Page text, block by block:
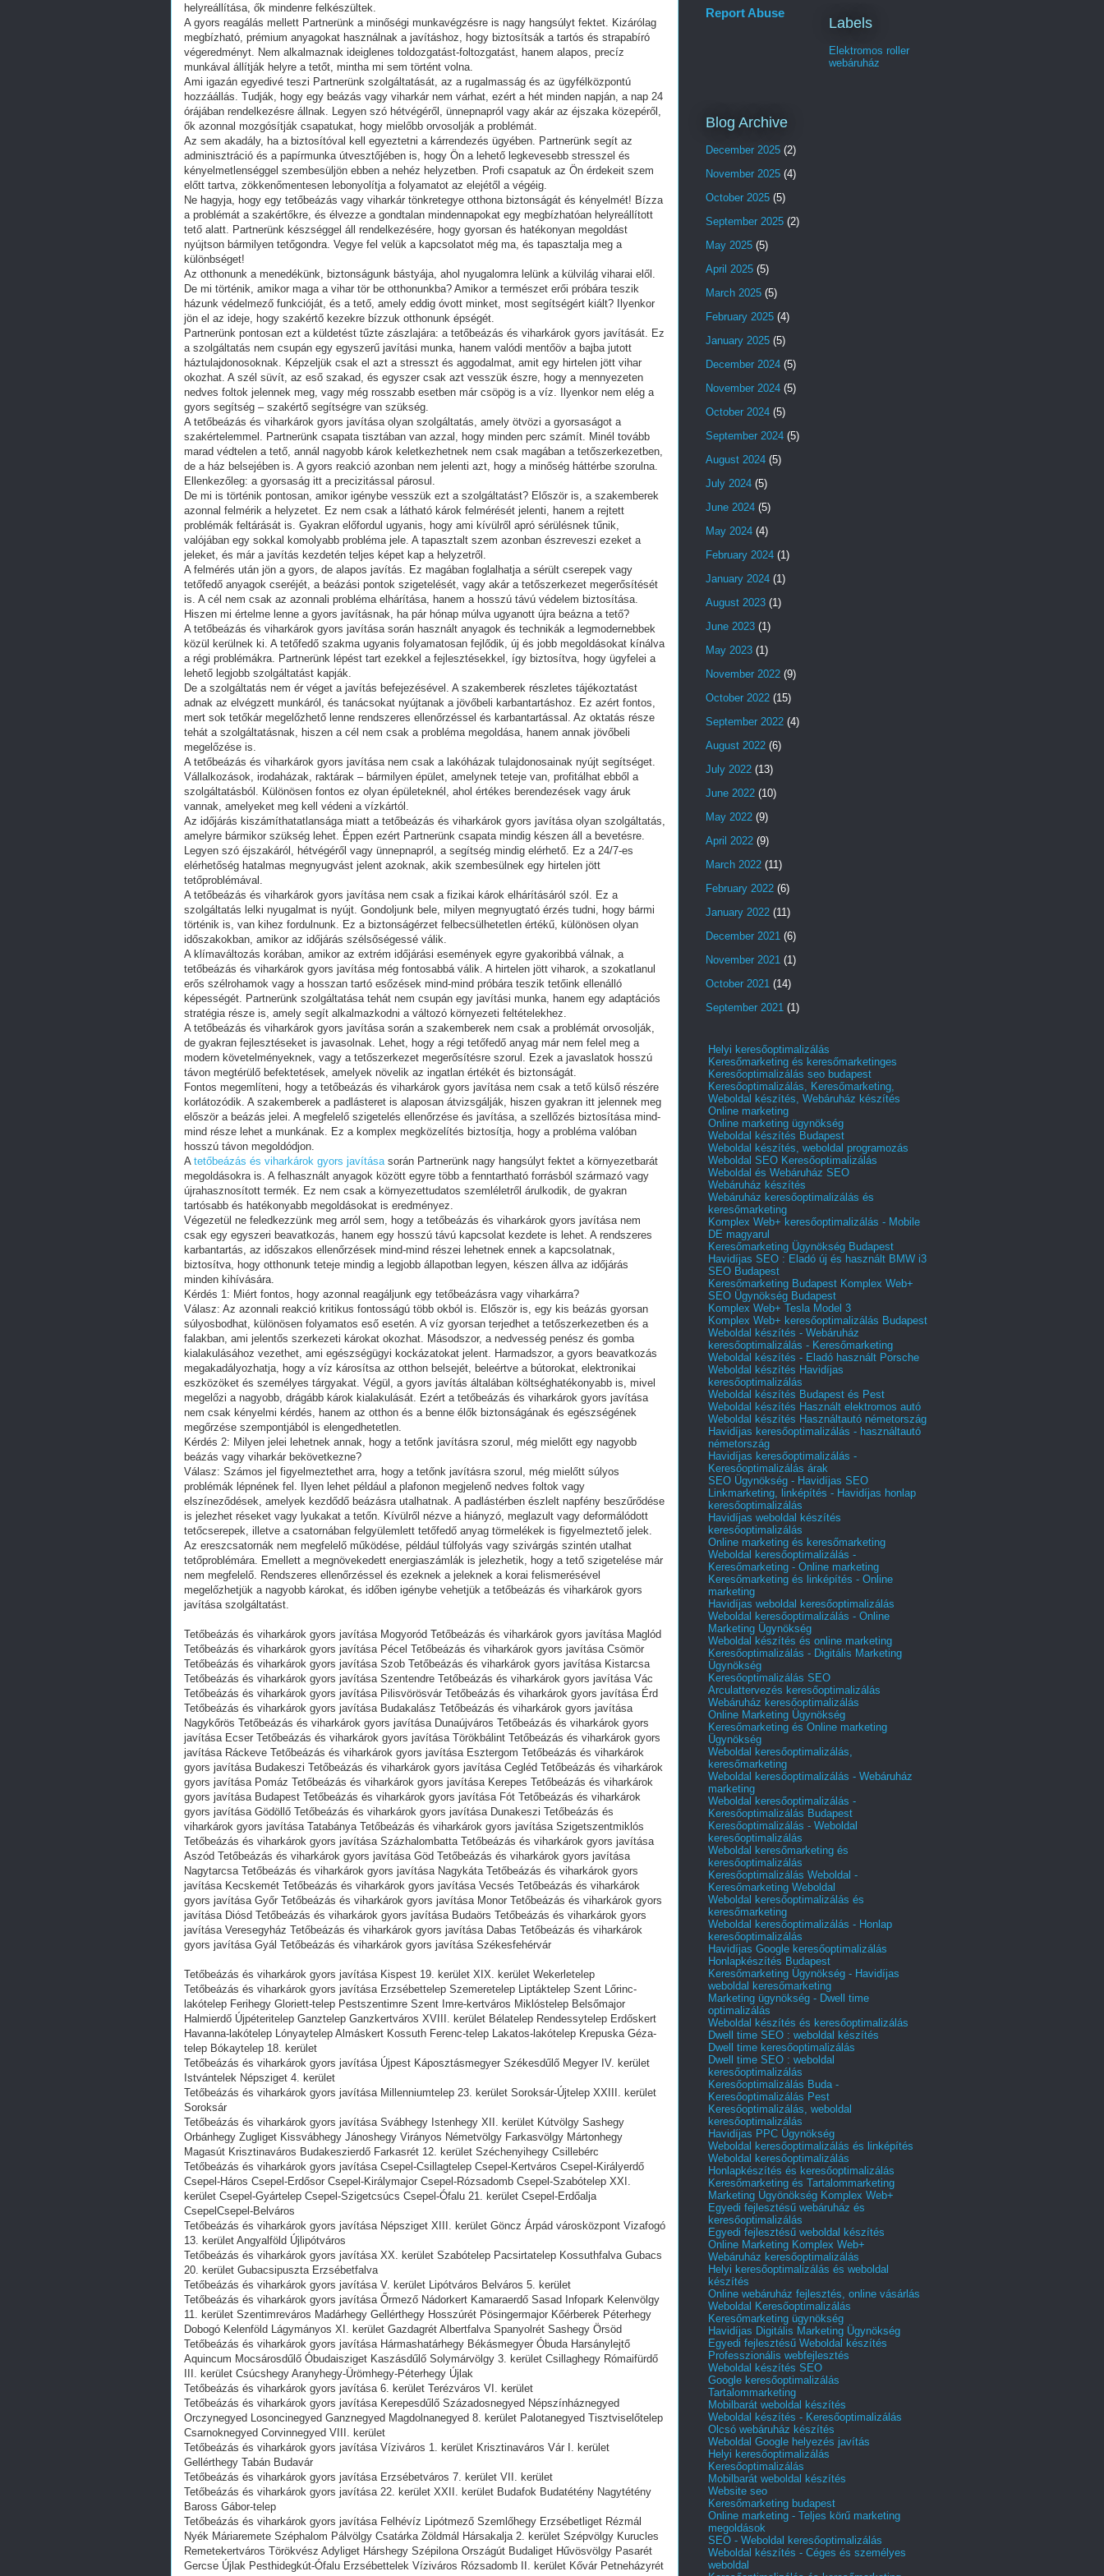
helyreállítása, ők mindenre felkészültek.
A gyors reagálás mellett Partnerünk a minőségi munkavégzésre is nagy hangsúlyt fektet. Kizárólag
megbízható, prémium anyagokat használnak a javításhoz, hogy biztosítsák a tartós és strapabíró
végeredményt. Nem alkalmaznak ideiglenes toldozgatást-foltozgatást, hanem alapos, precíz
munkával állítják helyre a tetőt, mintha mi sem történt volna.
Ami igazán egyedivé teszi Partnerünk szolgáltatását, az a rugalmasság és az ügyfélközpontú
hozzáállás. Tudják, hogy egy beázás vagy viharkár nem várhat, ezért a hét minden napján, a nap 24
órájában rendelkezésre állnak. Legyen szó hétvégéről, ünnepnapról vagy akár az éjszaka közepéről,
ők azonnal mozgósítják csapatukat, hogy mielőbb orvosolják a problémát.
Az sem akadály, ha a biztosítóval kell egyeztetni a kárrendezés ügyében. Partnerünk segít az
adminisztráció és a papírmunka útvesztőjében is, hogy Ön a lehető legkevesebb stresszel és
kényelmetlenséggel szembesüljön ebben a nehéz helyzetben. Profi csapatuk az Ön érdekeit szem
előtt tartva, zökkenőmentesen lebonyolítja a folyamatot az elejétől a végéig.
Ne hagyja, hogy egy tetőbeázás vagy viharkár tönkretegye otthona biztonságát és kényelmét! Bízza
a problémát a szakértőkre, és élvezze a gondtalan mindennapokat egy megbízhatóan helyreállított
tető alatt. Partnerünk készséggel áll rendelkezésére, hogy gyorsan és hatékonyan megoldást
nyújtson bármilyen tetőgondra. Vegye fel velük a kapcsolatot még ma, és tapasztalja meg a
különbséget!
Az otthonunk a menedékünk, biztonságunk bástyája, ahol nyugalomra lelünk a külvilág viharai elől.
De mi történik, amikor maga a vihar tör be otthonunkba? Amikor a természet erői próbára teszik
házunk védelmező funkcióját, és a tető, amely eddig óvott minket, most segítségért kiált? Ilyenkor
jön el az ideje, hogy szakértő kezekre bízzuk otthonunk épségét.
Partnerünk pontosan ezt a küldetést tűzte zászlajára: a tetőbeázás és viharkárok gyors javítását. Ez
a szolgáltatás nem csupán egy egyszerű javítási munka, hanem valódi mentőöv a bajba jutott
háztulajdonosoknak. Képzeljük csak el azt a stresszt és aggodalmat, amit egy hirtelen jött vihar
okozhat. A szél süvít, az eső szakad, és egyszer csak azt vesszük észre, hogy a mennyezeten
nedves foltok jelennek meg, vagy még rosszabb esetben már csöpög is a víz. Ilyenkor nem elég a
gyors segítség – szakértő segítségre van szükség.
A tetőbeázás és viharkárok gyors javítása olyan szolgáltatás, amely ötvözi a gyorsaságot a
szakértelemmel. Partnerünk csapata tisztában van azzal, hogy minden perc számít. Minél tovább
marad védtelen a tető, annál nagyobb károk keletkezhetnek nem csak magában a tetőszerkezetben,
de a ház belsejében is. A gyors reakció azonban nem jelenti azt, hogy a minőség háttérbe szorulna.
Ellenkezőleg: a gyorsaság itt a precizitással párosul.
De mi is történik pontosan, amikor igénybe vesszük ezt a szolgáltatást? Először is, a szakemberek
azonnal felmérik a helyzetet. Ez nem csak a látható károk felmérését jelenti, hanem a rejtett
problémák feltárását is. Gyakran előfordul ugyanis, hogy ami kívülről apró sérülésnek tűnik,
valójában egy sokkal komolyabb probléma jele. A tapasztalt szem azonban észreveszi ezeket a
jeleket, és már a javítás kezdetén teljes képet kap a helyzetről.
A felmérés után jön a gyors, de alapos javítás. Ez magában foglalhatja a sérült cserepek vagy
tetőfedő anyagok cseréjét, a beázási pontok szigetelését, vagy akár a tetőszerkezet megerősítését
is. A cél nem csak az azonnali probléma elhárítása, hanem a hosszú távú védelem biztosítása.
Hiszen mi értelme lenne a gyors javításnak, ha pár hónap múlva ugyanott újra beázna a tető?
A tetőbeázás és viharkárok gyors javítása során használt anyagok és technikák a legmodernebbek
közül kerülnek ki. A tetőfedő szakma ugyanis folyamatosan fejlődik, új és jobb megoldásokat kínálva
a régi problémákra. Partnerünk lépést tart ezekkel a fejlesztésekkel, így biztosítva, hogy ügyfelei a
lehető legjobb szolgáltatást kapják.
De a szolgáltatás nem ér véget a javítás befejezésével. A szakemberek részletes tájékoztatást
adnak az elvégzett munkáról, és tanácsokat nyújtanak a jövőbeli karbantartáshoz. Ez azért fontos,
mert sok tetőkár megelőzhető lenne rendszeres ellenőrzéssel és karbantartással. Az oktatás része
tehát a szolgáltatásnak, hiszen a cél nem csak a probléma megoldása, hanem annak jövőbeli
megelőzése is.
A tetőbeázás és viharkárok gyors javítása nem csak a lakóházak tulajdonosainak nyújt segítséget.
Vállalkozások, irodaházak, raktárak – bármilyen épület, amelynek teteje van, profitálhat ebből a
szolgáltatásból. Különösen fontos ez olyan épületeknél, ahol értékes berendezések vagy áruk
vannak, amelyeket meg kell védeni a vízkártól.
Az időjárás kiszámíthatatlansága miatt a tetőbeázás és viharkárok gyors javítása olyan szolgáltatás,
amelyre bármikor szükség lehet. Éppen ezért Partnerünk csapata mindig készen áll a bevetésre.
Legyen szó éjszakáról, hétvégéről vagy ünnepnapról, a segítség mindig elérhető. Ez a 24/7-es
elérhetőség hatalmas megnyugvást jelent azoknak, akik szembesülnek egy hirtelen jött
tetőproblémával.
A tetőbeázás és viharkárok gyors javítása nem csak a fizikai károk elhárításáról szól. Ez a
szolgáltatás lelki nyugalmat is nyújt. Gondoljunk bele, milyen megnyugtató érzés tudni, hogy bármi
történik is, van kihez fordulnunk. Ez a biztonságérzet felbecsülhetetlen értékű, különösen olyan
időszakokban, amikor az időjárás szélsőségessé válik.
A klímaváltozás korában, amikor az extrém időjárási események egyre gyakoribbá válnak, a
tetőbeázás és viharkárok gyors javítása még fontosabbá válik. A hirtelen jött viharok, a szokatlanul
erős szélrohamok vagy a hosszan tartó esőzések mind-mind próbára teszik tetőink ellenálló
képességét. Partnerünk szolgáltatása tehát nem csupán egy javítási munka, hanem egy adaptációs
stratégia része is, amely segít alkalmazkodni a változó környezeti feltételekhez.
A tetőbeázás és viharkárok gyors javítása során a szakemberek nem csak a problémát orvosolják,
de gyakran fejlesztéseket is javasolnak. Lehet, hogy a régi tetőfedő anyag már nem felel meg a
modern követelményeknek, vagy a tetőszerkezet megerősítésre szorul. Ezek a javaslatok hosszú
távon megtérülő befektetések, amelyek növelik az ingatlan értékét és biztonságát.
Fontos megemlíteni, hogy a tetőbeázás és viharkárok gyors javítása nem csak a tető külső részére
korlátozódik. A szakemberek a padlásteret is alaposan átvizsgálják, hiszen gyakran itt jelennek meg
először a beázás jelei. A megfelelő szigetelés ellenőrzése és javítása, a szellőzés biztosítása mind-
mind része lehet a munkának. Ez a komplex megközelítés biztosítja, hogy a probléma valóban
hosszú távon megoldódjon.
A tetőbeázás és viharkárok gyors javításasorán Partnerünk nagy hangsúlyt fektet a környezetbarát
megoldásokra is. A felhasznált anyagok között egyre több a fenntartható forrásból származó vagy
újrahasznosított termék. Ez nem csak a környezettudatos szemléletről árulkodik, de gyakran
tartósabb és hatékonyabb megoldásokat is eredményez.
Végezetül ne feledkezzünk meg arról sem, hogy a tetőbeázás és viharkárok gyors javítása nem
csak egy egyszeri beavatkozás, hanem egy hosszú távú kapcsolat kezdete is lehet. A rendszeres
karbantartás, az időszakos ellenőrzések mind-mind részei lehetnek ennek a kapcsolatnak,
biztosítva, hogy otthonunk teteje mindig a legjobb állapotban legyen, készen állva az időjárás
minden kihívására.
Kérdés 1: Miért fontos, hogy azonnal reagáljunk egy tetőbeázásra vagy viharkárra?
Válasz: Az azonnali reakció kritikus fontosságú több okból is. Először is, egy kis beázás gyorsan
súlyosbodhat, különösen folyamatos eső esetén. A víz gyorsan terjedhet a tetőszerkezetben és a
falakban, ami jelentős szerkezeti károkat okozhat. Másodszor, a nedvesség penész és gomba
kialakulásához vezethet, ami egészségügyi kockázatokat jelent. Harmadszor, a gyors beavatkozás
megakadályozhatja, hogy a víz károsítsa az otthon belsejét, beleértve a bútorokat, elektronikai
eszközöket és személyes tárgyakat. Végül, a gyors javítás általában költséghatékonyabb is, mivel
megelőzi a nagyobb, drágább károk kialakulását. Ezért a tetőbeázás és viharkárok gyors javítása
nem csak kényelmi kérdés, hanem az otthon és a benne élők biztonságának és egészségének
megőrzése szempontjából is elengedhetetlen.
Kérdés 2: Milyen jelei lehetnek annak, hogy a tetőnk javításra szorul, még mielőtt egy nagyobb
beázás vagy viharkár bekövetkezne?
Válasz: Számos jel figyelmeztethet arra, hogy a tetőnk javításra szorul, még mielőtt súlyos
problémák lépnének fel. Ilyen lehet például a plafonon megjelenő nedves foltok vagy
elszíneződések, amelyek kezdődő beázásra utalhatnak. A padlástérben észlelt napfény beszűrődése
is jelezhet réseket vagy lyukakat a tetőn. Kívülről nézve a hiányzó, meglazult vagy deformálódott
tetőcserepek, illetve a csatornában felgyülemlett tetőfedő anyag törmelékek is figyelmeztető jelek.
Az ereszcsatornák nem megfelelő működése, például túlfolyás vagy szivárgás szintén utalhat
tetőproblémára. Emellett a megnövekedett energiaszámlák is jelezhetik, hogy a tető szigetelése már
nem megfelelő. Rendszeres ellenőrzéssel és ezeknek a jeleknek a korai felismerésével
megelőzhetjük a nagyobb károkat, és időben igénybe vehetjük a tetőbeázás és viharkárok gyors
javítása szolgáltatást.
Tetőbeázás és viharkárok gyors javítása Mogyoród Tetőbeázás és viharkárok gyors javítása Maglód
Tetőbeázás és viharkárok gyors javítása Pécel Tetőbeázás és viharkárok gyors javítása Csömör
Tetőbeázás és viharkárok gyors javítása Szob Tetőbeázás és viharkárok gyors javítása Kistarcsa
Tetőbeázás és viharkárok gyors javítása Szentendre Tetőbeázás és viharkárok gyors javítása Vác
Tetőbeázás és viharkárok gyors javítása Pilisvörösvár Tetőbeázás és viharkárok gyors javítása Érd
Tetőbeázás és viharkárok gyors javítása Budakalász Tetőbeázás és viharkárok gyors javítása
Nagykőrös Tetőbeázás és viharkárok gyors javítása Dunaújváros Tetőbeázás és viharkárok gyors
javítása Ecser Tetőbeázás és viharkárok gyors javítása Törökbálint Tetőbeázás és viharkárok gyors
javítása Ráckeve Tetőbeázás és viharkárok gyors javítása Esztergom Tetőbeázás és viharkárok
gyors javítása Budakeszi Tetőbeázás és viharkárok gyors javítása Cegléd Tetőbeázás és viharkárok
gyors javítása Pomáz Tetőbeázás és viharkárok gyors javítása Kerepes Tetőbeázás és viharkárok
gyors javítása Budapest Tetőbeázás és viharkárok gyors javítása Fót Tetőbeázás és viharkárok
gyors javítása Gödöllő Tetőbeázás és viharkárok gyors javítása Dunakeszi Tetőbeázás és
viharkárok gyors javítása Tatabánya Tetőbeázás és viharkárok gyors javítása Szigetszentmiklós
Tetőbeázás és viharkárok gyors javítása Százhalombatta Tetőbeázás és viharkárok gyors javítása
Aszód Tetőbeázás és viharkárok gyors javítása Göd Tetőbeázás és viharkárok gyors javítása
Nagytarcsa Tetőbeázás és viharkárok gyors javítása Nagykáta Tetőbeázás és viharkárok gyors
javítása Kecskemét Tetőbeázás és viharkárok gyors javítása Vecsés Tetőbeázás és viharkárok
gyors javítása Győr Tetőbeázás és viharkárok gyors javítása Monor Tetőbeázás és viharkárok gyors
javítása Diósd Tetőbeázás és viharkárok gyors javítása Budaörs Tetőbeázás és viharkárok gyors
javítása Veresegyház Tetőbeázás és viharkárok gyors javítása Dabas Tetőbeázás és viharkárok
gyors javítása Gyál Tetőbeázás és viharkárok gyors javítása Székesfehérvár
Tetőbeázás és viharkárok gyors javítása Kispest 19. kerület XIX. kerület Wekerletelep
Tetőbeázás és viharkárok gyors javítása Erzsébettelep Szemeretelep Liptáktelep Szent Lőrinc-
lakótelep Ferihegy Gloriett-telep Pestszentimre Szent Imre-kertváros Miklóstelep Belsőmajor
Halmierdő Újpéteritelep Ganztelep Ganzkertváros XVIII. kerület Bélatelep Rendessytelep Erdőskert
Havanna-lakótelep Lónyaytelep Almáskert Kossuth Ferenc-telep Lakatos-lakótelep Krepuska Géza-
telep Bókaytelep 18. kerület
Tetőbeázás és viharkárok gyors javítása Újpest Káposztásmegyer Székesdűlő Megyer IV. kerület
Istvántelek Népsziget 4. kerület
Tetőbeázás és viharkárok gyors javítása Millenniumtelep 23. kerület Soroksár-Újtelep XXIII. kerület
Soroksár
Tetőbeázás és viharkárok gyors javítása Svábhegy Istenhegy XII. kerület Kútvölgy Sashegy
Orbánhegy Zugliget Kissvábhegy Jánoshegy Virányos Németvölgy Farkasvölgy Mártonhegy
Magasút Krisztinaváros Budakeszierdő Farkasrét 12. kerület Széchenyihegy Csillebérc
Tetőbeázás és viharkárok gyors javítása Csepel-Csillagtelep Csepel-Kertváros Csepel-Királyerdő
Csepel-Háros Csepel-Erdősor Csepel-Királymajor Csepel-Rózsadomb Csepel-Szabótelep XXI.
kerület Csepel-Gyártelep Csepel-Szigetcsúcs Csepel-Ófalu 21. kerület Csepel-Erdőalja
CsepelCsepel-Belváros
Tetőbeázás és viharkárok gyors javítása Népsziget XIII. kerület Göncz Árpád városközpont Vizafogó
13. kerület Angyalföld Újlipótváros
Tetőbeázás és viharkárok gyors javítása XX. kerület Szabótelep Pacsirtatelep Kossuthfalva Gubacs
20. kerület Gubacsipuszta Erzsébetfalva
Tetőbeázás és viharkárok gyors javítása V. kerület Lipótváros Belváros 5. kerület
Tetőbeázás és viharkárok gyors javítása Őrmező Nádorkert Kamaraerdő Sasad Infopark Kelenvölgy
11. kerület Szentimreváros Madárhegy Gellérthegy Hosszúrét Pösingermajor Kőérberek Péterhegy
Dobogó Kelenföld Lágymányos XI. kerület Gazdagrét Albertfalva Spanyolrét Sashegy Örsöd
Tetőbeázás és viharkárok gyors javítása Hármashatárhegy Békásmegyer Óbuda Harsánylejtő
Aquincum Mocsárosdűlő Óbudaisziget Kaszásdűlő Solymárvölgy 3. kerület Csillaghegy Rómaifürdő
III. kerület Csúcshegy Aranyhegy-Ürömhegy-Péterhegy Újlak
Tetőbeázás és viharkárok gyors javítása 6. kerület Terézváros VI. kerület
Tetőbeázás és viharkárok gyors javítása Kerepesdűlő Századosnegyed Népszínháznegyed
Orczynegyed Losoncinegyed Ganznegyed Magdolnanegyed 8. kerület Palotanegyed Tisztviselőtelep
Csarnoknegyed Corvinnegyed VIII. kerület
Tetőbeázás és viharkárok gyors javítása Víziváros 1. kerület Krisztinaváros Vár I. kerület
Gellérthegy Tabán Budavár
Tetőbeázás és viharkárok gyors javítása Erzsébetváros 7. kerület VII. kerület
Tetőbeázás és viharkárok gyors javítása 22. kerület XXII. kerület Budafok Budatétény Nagytétény
Baross Gábor-telep
Tetőbeázás és viharkárok gyors javítása Felhévíz Lipótmező Szemlőhegy Erzsébetliget Rézmál
Nyék Máriaremete Széphalom Pálvölgy Csatárka Zöldmál Hársakalja 2. kerület Szépvölgy Kurucles
Remetekertváros Törökvész Adyliget Hárshegy Szépilona Országút Budaliget Hűvösvölgy Pasarét
Gercse Újlak Pesthidegkút-Ófalu Erzsébettelek Víziváros Rózsadomb II. kerület Kővár Petneházyrét
Report Abuse
Labels
Elektromos roller
webáruház
Blog Archive
December 2025 (2)
November 2025 (4)
October 2025 (5)
September 2025 (2)
May 2025 (5)
April 2025 (5)
March 2025 (5)
February 2025 (4)
January 2025 (5)
December 2024 (5)
November 2024 (5)
October 2024 (5)
September 2024 (5)
August 2024 (5)
July 2024 (5)
June 2024 (5)
May 2024 (4)
February 2024 (1)
January 2024 (1)
August 2023 (1)
June 2023 (1)
May 2023 (1)
November 2022 (9)
October 2022 (15)
September 2022 (4)
August 2022 (6)
July 2022 (13)
June 2022 (10)
May 2022 (9)
April 2022 (9)
March 2022 (11)
February 2022 (6)
January 2022 (11)
December 2021 (6)
November 2021 (1)
October 2021 (14)
September 2021 (1)
Helyi keresőoptimalizálás
Keresőmarketing és keresőmarketinges
Keresőoptimalizálás seo budapest
Keresőoptimalizálás, Keresőmarketing,
Weboldal készítés, Webáruház készítés
Online marketing
Online marketing ügynökség
Weboldal készítés Budapest
Weboldal készítés, weboldal programozás
Weboldal SEO Keresőoptimalizálás
Weboldal és Webáruház SEO
Webáruház készítés
Webáruház keresőoptimalizálás és
keresőmarketing
Komplex Web+ keresőoptimalizálás - Mobile
DE magyarul
Keresőmarketing Ügynökség Budapest
Havidíjas SEO : Eladó új és használt BMW i3
SEO Budapest
Keresőmarketing Budapest Komplex Web+
SEO Ügynökség Budapest
Komplex Web+ Tesla Model 3
Komplex Web+ keresőoptimalizálás Budapest
Weboldal készítés - Webáruház
keresőoptimalizálás - Keresőmarketing
Weboldal készítés - Eladó használt Porsche
Weboldal készítés Havidíjas
keresőoptimalizálás
Weboldal készítés Budapest és Pest
Weboldal készítés Használt elektromos autó
Weboldal készítés Használtautó németország
Havidíjas keresőoptimalizálás - használtautó
németország
Havidíjas keresőoptimalizálás -
Keresőoptimalizálás árak
SEO Ügynökség - Havidíjas SEO
Linkmarketing, linképítés - Havidíjas honlap
keresőoptimalizálás
Havidíjas weboldal készítés
keresőoptimalizálás
Online marketing és keresőmarketing
Weboldal keresőoptimalizálás -
Keresőmarketing - Online marketing
Keresőmarketing és linképítés - Online
marketing
Havidíjas weboldal keresőoptimalizálás
Weboldal keresőoptimalizálás - Online
Marketing Ügynökség
Weboldal készítés és online marketing
Keresőoptimalizálás - Digitális Marketing
Ügynökség
Keresőoptimalizálás SEO
Arculattervezés keresőoptimalizálás
Webáruház keresőoptimalizálás
Online Marketing Ügynökség
Keresőmarketing és Online marketing
Ügynökség
Weboldal keresőoptimalizálás,
keresőmarketing
Weboldal keresőoptimalizálás - Webáruház
marketing
Weboldal keresőoptimalizálás -
Keresőoptimalizálás Budapest
Keresőoptimalizálás - Weboldal
keresőoptimalizálás
Weboldal keresőmarketing és
keresőoptimalizálás
Keresőoptimalizálás Weboldal -
Keresőmarketing Weboldal
Weboldal keresőoptimalizálás és
keresőmarketing
Weboldal keresőoptimalizálás - Honlap
keresőoptimalizálás
Havidíjas Google keresőoptimalizálás
Honlapkészítés Budapest
Keresőmarketing Ügynökség - Havidíjas
weboldal keresőmarketing
Marketing ügynökség - Dwell time
optimalizálás
Weboldal készítés és keresőoptimalizálás
Dwell time SEO : weboldal készítés
Dwell time keresőoptimalizálás
Dwell time SEO : weboldal
keresőoptimalizálás
Keresőoptimalizálás Buda -
Keresőoptimalizálás Pest
Keresőoptimalizálás, weboldal
keresőoptimalizálás
Havidíjas PPC Ügynökség
Weboldal keresőoptimalizálás és linképítés
Weboldal keresőoptimalizálás
Honlapkészítés és keresőoptimalizálás
Keresőmarketing és Tartalommarketing
Marketing Ügyönökség Komplex Web+
Egyedi fejlesztésű webáruház és
keresőoptimalizálás
Egyedi fejlesztésű weboldal készítés
Online Marketing Komplex Web+
Webáruház keresőoptimalizálás
Helyi keresőoptimalizálás és weboldal
készítés
Online webáruház fejlesztés, online vásárlás
Weboldal Keresőoptimalizálás
Keresőmarketing ügynökség
Havidíjas Digitális Marketing Ügynökség
Egyedi fejlesztésű Weboldal készítés
Professzionális webfejlesztés
Weboldal készítés SEO
Google keresőoptimalizálás
Tartalommarketing
Mobilbarát weboldal készítés
Weboldal készítés - Keresőoptimalizálás
Olcsó webáruház készítés
Weboldal Google helyezés javítás
Helyi keresőoptimalizálás
Keresőoptimalizálás
Mobilbarát weboldal készítés
Website seo
Keresőmarketing budapest
Online marketing - Teljes körű marketing
megoldások
SEO - Weboldal keresőoptimalizálás
Weboldal készítés - Céges és személyes
weboldal